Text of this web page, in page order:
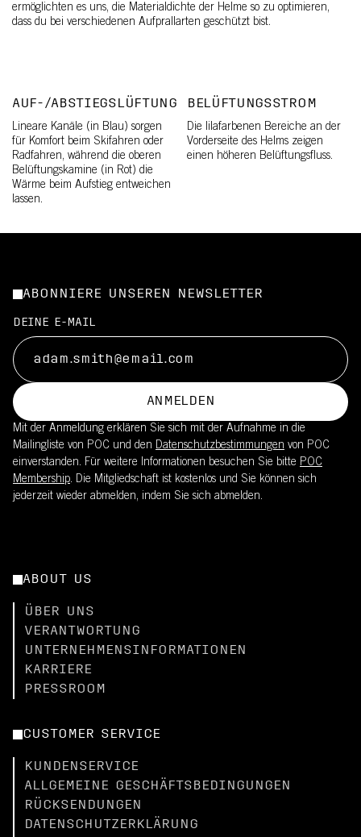
ermöglichten es uns, die Materialdichte der Helme so zu optimieren,
dass du bei verschiedenen Aufprallarten geschützt bist.
AUF-/ABSTIEGSLÜFTUNG
Lineare Kanäle (in Blau) sorgen
für Komfort beim Skifahren oder
Radfahren, während die oberen
Belüftungskamine (in Rot) die
Wärme beim Aufstieg entweichen
lassen.
BELÜFTUNGSSTROM
Die lilafarbenen Bereiche an der
Vorderseite des Helms zeigen
einen höheren Belüftungsfluss.
ABONNIERE UNSEREN NEWSLETTER
DEINE E-MAIL
ANMELDEN
Mit der Anmeldung erklären Sie sich mit der Aufnahme in die
Mailingliste von POC und den Datenschutzbestimmungen von POC
einverstanden. Für weitere Informationen besuchen Sie bitte POC
Membership. Die Mitgliedschaft ist kostenlos und Sie können sich
jederzeit wieder abmelden, indem Sie sich abmelden.
ABOUT US
ÜBER UNS
VERANTWORTUNG
UNTERNEHMENSINFORMATIONEN
KARRIERE
PRESSROOM
CUSTOMER SERVICE
KUNDENSERVICE
ALLGEMEINE GESCHÄFTSBEDINGUNGEN
RÜCKSENDUNGEN
DATENSCHUTZERKLÄRUNG